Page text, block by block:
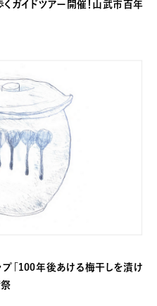
ガイドツアー開催！山武市百年
「100年後あける梅干しを漬け
祭